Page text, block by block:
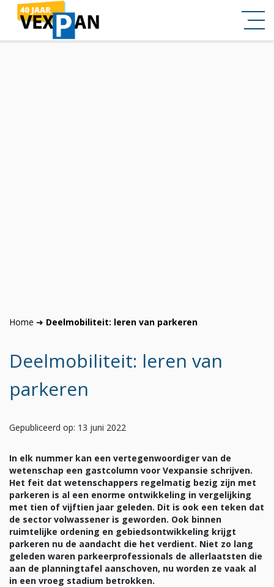
Home ➜ Deelmobiliteit: leren van parkeren
Deelmobiliteit: leren van
parkeren
Gepubliceerd op: 13 juni 2022
In elk nummer kan een vertegenwoordiger van de
wetenschap een gastcolumn voor Vexpansie schrijven.
Het feit dat wetenschappers regelmatig bezig zijn met
parkeren is al een enorme ontwikkeling in vergelijking
met tien of vijftien jaar geleden. Dit is ook een teken dat
de sector volwassener is geworden. Ook binnen
ruimtelijke ordening en gebiedsontwikkeling krijgt
parkeren nu de aandacht die het verdient. Niet zo lang
geleden waren parkeerprofessionals de allerlaatsten die
aan de planningtafel aanschoven, nu worden ze vaak al
in een vroeg stadium betrokken.